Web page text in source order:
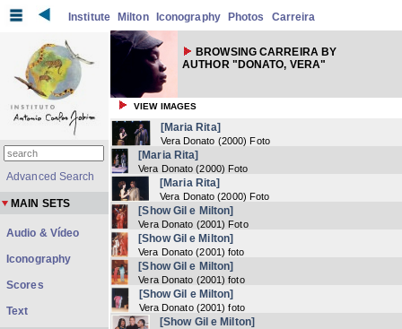
Institute Milton Iconography Photos Carreira
BROWSING CARREIRA BY
AUTHOR "DONATO, VERA"
VIEW IMAGES
[Maria Rita]
Vera Donato (2000) Foto
[Maria Rita]
Vera Donato (2000) Foto
[Maria Rita]
Vera Donato (2000) Foto
[Show Gil e Milton]
Vera Donato (2001) Foto
[Show Gil e Milton]
Vera Donato (2001) foto
[Show Gil e Milton]
Vera Donato (2001) foto
[Show Gil e Milton]
Vera Donato (2001) foto
[Show Gil e Milton]
Advanced Search
MAIN SETS
Audio & Vídeo
Iconography
Scores
Text